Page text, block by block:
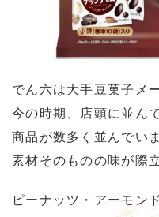
でん六は大手豆菓子メ
今の時期、店頭に並ん
商品が数多く並んでいま
素材そのものの味が際
ピーナッツ・アーモン